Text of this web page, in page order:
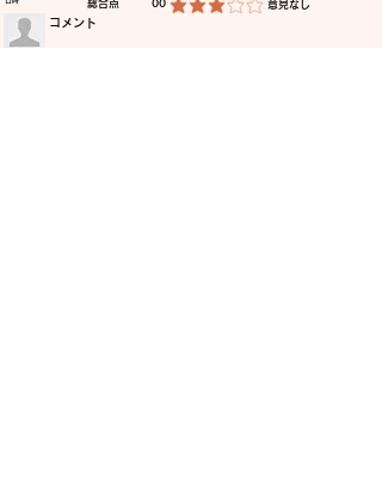
​総合点 00 平均評価 3 /5 ​意見なし
​コメント